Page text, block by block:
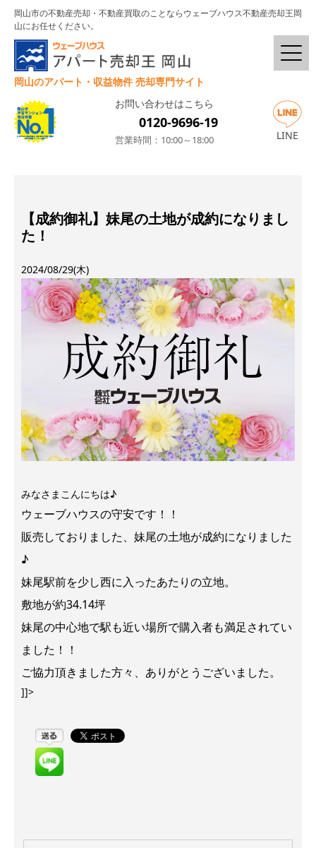
岡山市の不動産売却・不動産買取のことならウェーブハウス不動産売却王岡
山にお任せください。
岡山のアパート・収益物件 売却専門サイト
お問い合わせはこちら
0120-9696-19
営業時間：10:00～18:00 LINE
【成約御礼】妹尾の土地が成約になりまし
た！
2024/08/29(木)
みなさまこんにちは♪
ウェーブハウスの守安です！！
販売しておりました、妹尾の土地が成約になりました
♪
妹尾駅前を少し西に入ったあたりの立地。
敷地が約34.14坪
妹尾の中心地で駅も近い場所で購入者も満足されてい
ました！！
ご協力頂きました方々、ありがとうございました。
]]>